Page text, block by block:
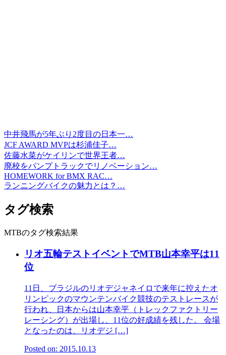
中井飛馬が5年ぶり2度目の日本一…
JCF AWARD MVPは杉浦佳子…
佐藤水菜がケイリンで世界王者…
廃校をパンプトラックでリノベーション…
HOMEWORK for BMX RAC…
ランニングバイクの魅力とは？…
タグ検索
MTBのタグ検索結果
リオ五輪テストイベントでMTB山本幸平は11
位
11日、ブラジルのリオデジャネイロで来年に控えたオ
リンピックのマウンテンバイク競技のテストレースが
行われ、日本からは山本幸平（トレックファクトリー
レーシング）が出場し、11位の好成績を残した。 会場
となったのは、リオデジ […]
Posted on: 2015.10.13